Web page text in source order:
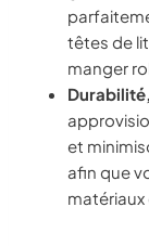
têtes de
manger
et
afin que
matériaux